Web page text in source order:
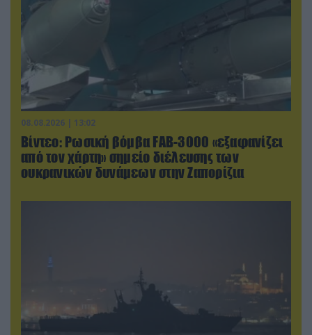
08.08.2026 | 13:02
Βίντεο: Ρωσική βόμβα FAB-3000 «εξαφανίζει
από τον χάρτη» σημείο διέλευσης των
ουκρανικών δυνάμεων στην Ζαπορίζια